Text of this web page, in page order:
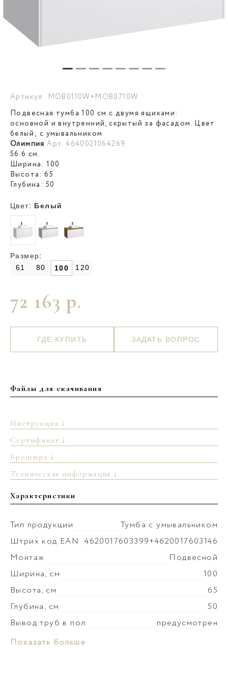
Артикул: MOB0110W+MOB0710W
72 163 р.
Подвесная тумба 100 см с двумя ящиками:
основной и внутренний, скрытый за фасадом. Цвет
белый; с умывальником
Олимпия Арт. 4640021064269
56.6 см.
Ширина: 100
Высота: 65
Глубина: 50
Цвет: Белый
Размер:
61 80 100 120
ГДЕ КУПИТЬ ЗАДАТЬ ВОПРОС
Файлы для скачивания
Инструкция ↓
Сертификат ↓
Брошюра ↓
Техническая информация ↓
Характеристики
Тип продукции
Тумба с умывальником
Штрих код EAN
4620017603399+4620017603146
Монтаж
Подвесной
Ширина, см
100
Высота, см
65
Глубина, см
50
Вывод труб в пол
предусмотрен
Материал раковины
Монтаж умывальника
Показать больше